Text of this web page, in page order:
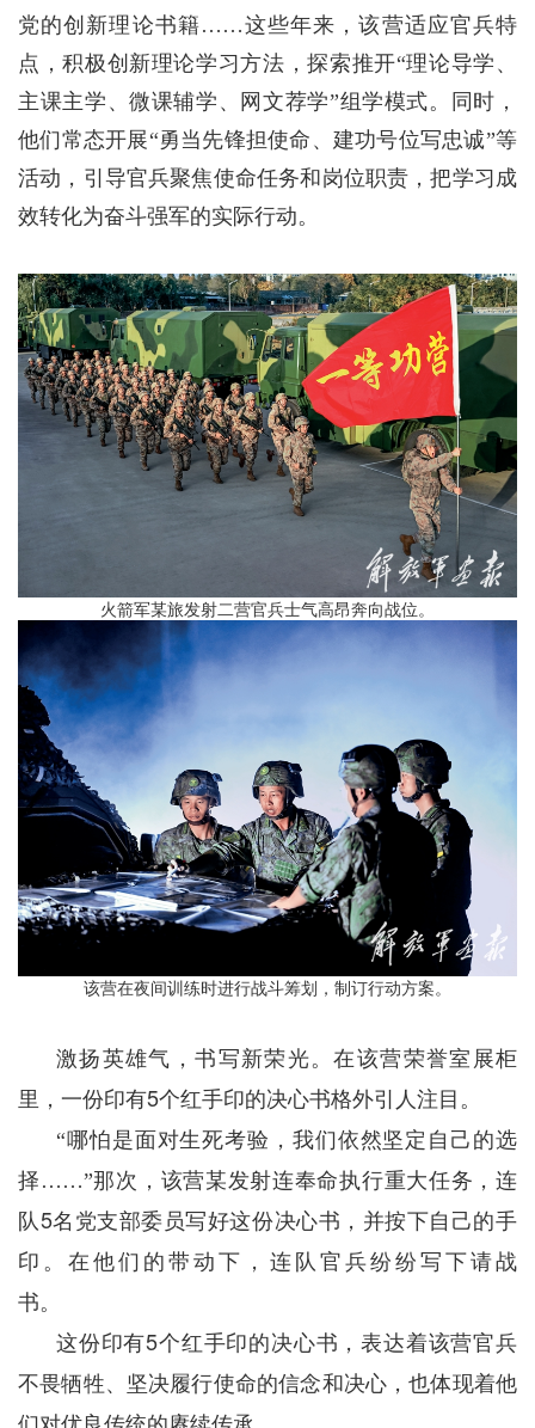
党的创新理论书籍……这些年来，该营适应官兵特
点，积极创新理论学习方法，探索推开“理论导学、
主课主学、微课辅学、网文荐学”组学模式。同时，
他们常态开展“勇当先锋担使命、建功号位写忠诚”等
活动，引导官兵聚焦使命任务和岗位职责，把学习成
效转化为奋斗强军的实际行动。
火箭军某旅发射二营官兵士气高昂奔向战位。
该营在夜间训练时进行战斗筹划，制订行动方案。
激扬英雄气，书写新荣光。在该营荣誉室展柜
里，一份印有5个红手印的决心书格外引人注目。
“哪怕是面对生死考验，我们依然坚定自己的选
择……”那次，该营某发射连奉命执行重大任务，连
队5名党支部委员写好这份决心书，并按下自己的手
印。在他们的带动下，连队官兵纷纷写下请战
书。
这份印有5个红手印的决心书，表达着该营官兵
不畏牺牲、坚决履行使命的信念和决心，也体现着他